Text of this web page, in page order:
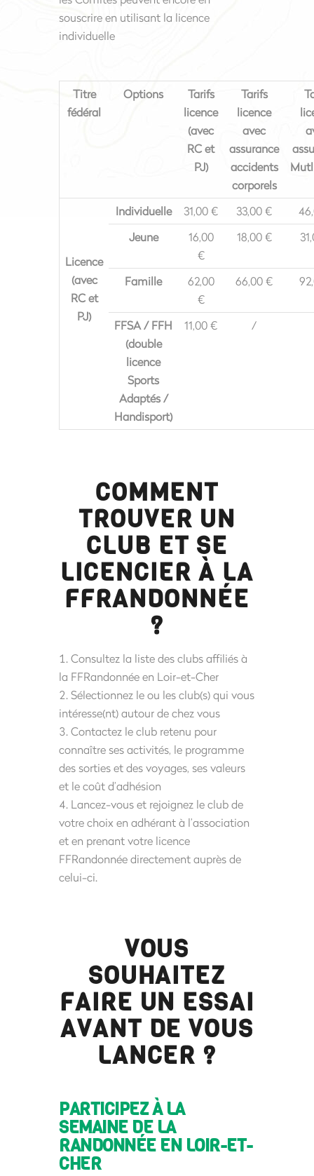
souscrire en utilisant la licence
individuelle
Titre
fédéral
Options
Tarifs
licence
(avec
RC et
PJ)
Tarifs
licence
avec
assurance
accidents
corporels
Licence
(avec
RC et
PJ)
Individuelle 31,00 € 33,00 €
Jeune
16,00
€
18,00 €
Famille
62,00
€
66,00 €
FFSA / FFH
(double
licence
Sports
Adaptés /
Handisport)
11,00 € /
COMMENT
TROUVER UN
CLUB ET SE
LICENCIER À LA
FFRANDONNÉE
?
Consultez la liste des clubs affiliés à
la FFRandonnée en Loir-et-Cher
Sélectionnez le ou les club(s) qui vous
intéresse(nt) autour de chez vous
Contactez le club retenu pour
connaître ses activités, le programme
des sorties et des voyages, ses valeurs
et le coût d’adhésion
Lancez-vous et rejoignez le club de
votre choix en adhérant à l’association
et en prenant votre licence
FFRandonnée directement auprès de
celui-ci.
VOUS
SOUHAITEZ
FAIRE UN ESSAI
AVANT DE VOUS
LANCER ?
PARTICIPEZ À LA
SEMAINE DE LA
RANDONNÉE EN LOIR-ET-
CHER